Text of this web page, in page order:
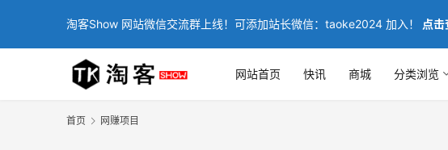
淘客Show 网站微信交流群上线！可添加站长微信：taoke2024 加入！ 点
网站首页 快讯 商城 分类浏览
首页 网赚项目